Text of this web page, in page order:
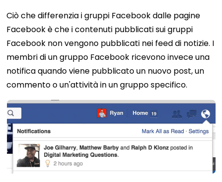
Ciò che differenzia i gruppi Facebook dalle pagine
Facebook è che i contenuti pubblicati sui gruppi
Facebook non vengono pubblicati nei feed di notizie. I
membri di un gruppo Facebook ricevono invece una
notifica quando viene pubblicato un nuovo post, un
commento o un'attività in un gruppo specifico.